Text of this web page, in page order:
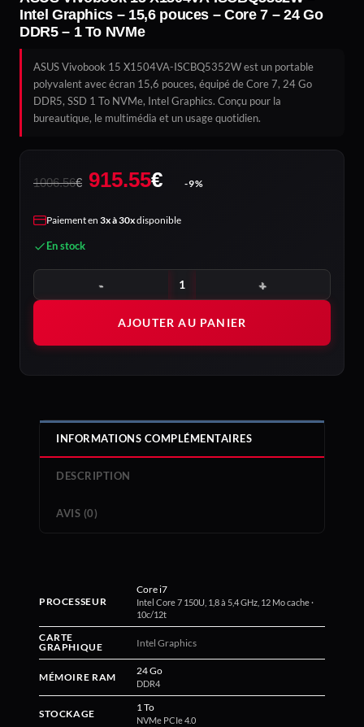
Intel Graphics – 15,6 pouces – Core 7 – 24 Go
DDR5 – 1 To NVMe
ASUS Vivobook 15 X1504VA-ISCBQ5352W est un portable
polyvalent avec écran 15,6 pouces, équipé de Core 7, 24 Go
DDR5, SSD 1 To NVMe, Intel Graphics. Conçu pour la
bureautique, le multimédia et un usage quotidien.
1006.56€
Le
prix
915.55€Le
-9%
Paiement en 3x à 30xdisponible
En stock
quantité de ASUS Vivobook 15 X1504VA-ISCBQ5352W – Intel
AJOUTER AU PANIER
INFORMATIONS COMPLÉMENTAIRES
DESCRIPTION
AVIS (0)
PROCESSEUR
Core i7
Intel Core 7 150U, 1,8 à 5,4 GHz, 12 Mo cache ·
10c/12t
CARTE
GRAPHIQUE
Intel Graphics
MÉMOIRE RAM
24 Go
DDR4
STOCKAGE
1 To
NVMe PCIe 4.0